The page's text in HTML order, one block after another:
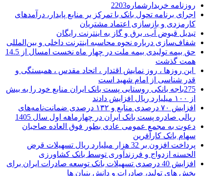
روزنامه خریدارشماره2203
اجرای برنامه تحول بانک با تمرکز بر منابع پایدار، درآمدهای
کارمزدی و بازسازی اعتماد مشتریان
تبدیل قبوض آب، برق و گاز به اینترنت رایگان
شفاف‌سازی درباره نحوه محاسبه اینترنت داخلی و بین‌المللی
حق بیمه تولیدی بیمه ملت در چهار ماه نخست امسال از 14.5
همت گذشت
این روزها ، روز نمایش اقتدار ، اتحاد مقدس ، همبستگی و
قدر شناسی از امام شهید است
275باجه بانکی روستایی پست بانک ایران منابع خود را به بیش
از ۱۰۰ میلیارد ریال افزایش دادند
افزایش ۷۰ درصدی منابع و ۱۳۲ درصدی ضمانت‌نامه‌های
ریالی صادره پست بانک ایران در چهارماهه اول سال 1405
دعوت به مجمع عمومی عادی بطور فوق العاده صاحبان
سهام بانک کارآفرین
پرداخت افزون بر 32 هزار میلیارد ریال تسهیلات قرض
الحسنه ازدواج و فرزندآوری توسط بانک کشاورزی
افزایش 40 درصدی تسهیلات بانک توسعه صادرات ایران برای
بخش های تولید، صادرات و دانش بنیان ها